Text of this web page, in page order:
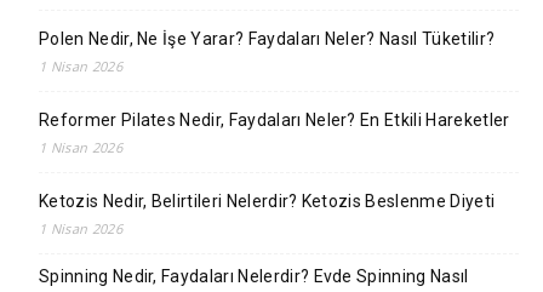
Polen Nedir, Ne İşe Yarar? Faydaları Neler? Nasıl Tüketilir?
1 Nisan 2026
Reformer Pilates Nedir, Faydaları Neler? En Etkili Hareketler
1 Nisan 2026
Ketozis Nedir, Belirtileri Nelerdir? Ketozis Beslenme Diyeti
1 Nisan 2026
Spinning Nedir, Faydaları Nelerdir? Evde Spinning Nasıl